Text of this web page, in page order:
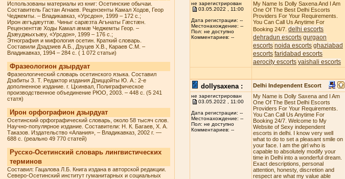
Использованы материалы из книг: Осетинские обычаи.
Составитель Гастан Агнаев. Рецензенты Камал Ходов, Геор
Чеджемты. – Владикавказ, «Урсдон», 1999 – 172 с.;
Ирон æгъдæуттæ. Чиныг сарæзта Агънаты Гæстæн.
Рецензенттæ Ходы Камал æмæ Чеджемты Геор. –
Дзæуджыхъæу, «Урсдон», 1999 – 176 с.;
Этнография и мифология осетин. Краткий словарь.
Составили Дзадзиев А.Б., Дзуцев Х.В., Караев С.М. –
Владикавказ, 1994 – 284 с. ( 1 072 статьи)
Фразеологион дзырдуат
Фразеологический словарь осетинского языка. Составил
Дзабиты З. Т. Редактор издания Дзиццойты Ю. А.: 2-е
дополненное издание. г. Цхинвал, Полиграфическое
производственное объединение РЮО, 2003. – 448 с. (5 241
статя)
Ирон орфографион дзырдуат
Осетинский орфографический словарь, около 58 тысяч слов.
Научно-популярное издание. Составители: Н. К. Багаев, Х. А.
Таказов. Издательство «Алания», – Владикавказ, 2002 г. —
688 с. (реально 49 770 статей)
Русско-Осетинский словарь лингвистических
терминов
Составил: Гацалова Л.Б. Книга издана в авторской редакции.
Северо-Осетинский институт гуманитарных и социальных
не зарегистрирован
03.05.2022 , 11:00
Дата регистрации: --
Местонахождение: --
Пол: не доступно
Комментариев: --
My Name Is Dolly Saxena And I Am
One Of The Best Delhi Escorts
Providers For Your Requirements.
You Can Call Us Anytime For
Booking 24/7. delhi escorts
dehradun escorts gurgaon
escorts noida escorts ghaziabad
escorts faridabad escorts
aerocity escorts vaishali escorts
dollysaxena : Delhi Independent Escort
не зарегистрирован
03.05.2022 , 11:00
Дата регистрации: --
Местонахождение: --
Пол: не доступно
Комментариев: --
My Name is Dolly Saxena and I Am
One Of The Best Delhi Escorts
Providers For Your Requirements.
You Can Call Us Anytime For
Booking 24/7. Welcome to My
Website of Sexy independent
escorts in delhi. I know very well
what to do to set a pleasant smile on
your face. I am the girl who is
capable to absolutely modify your
time in Delhi into a wonderful dream.
Exact descriptions, personal
attention, honesty, discretion and
respect are what my value able